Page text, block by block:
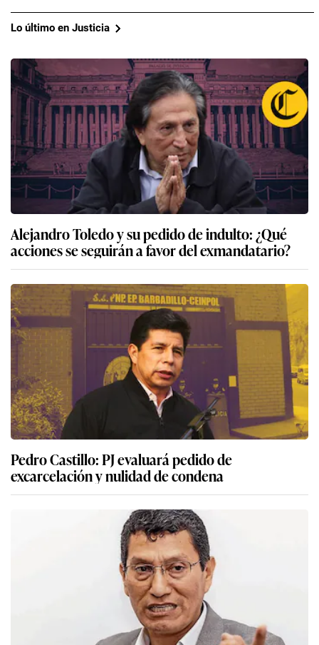
Lo último en Justicia
Alejandro Toledo y su pedido de indulto: ¿Qué
acciones se seguirán a favor del exmandatario?
Pedro Castillo: PJ evaluará pedido de
excarcelación y nulidad de condena